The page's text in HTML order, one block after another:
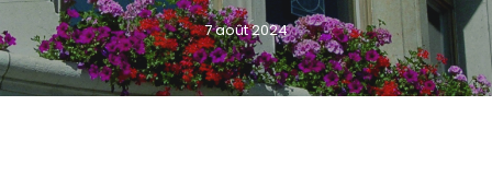
7 août 2024